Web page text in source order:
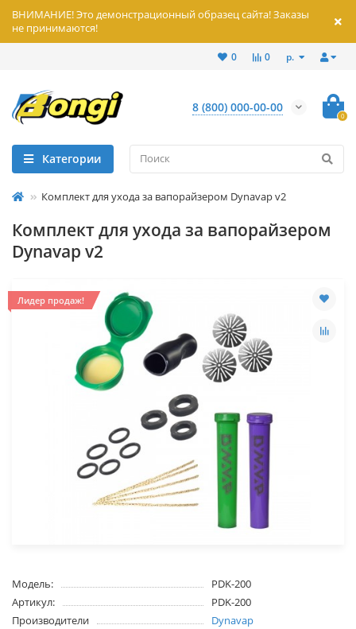
ВНИМАНИЕ! Это демонстрационный образец сайта! Заказы
не принимаются!
р.
0
0
8 (800) 000-00-00
0
Категории
Комплект для ухода за вапорайзером Dynavap v2
Комплект для ухода за вапорайзером
Dynavap v2
Лидер продаж!
Модель:
PDK-200
Артикул:
PDK-200
Производители
Dynavap